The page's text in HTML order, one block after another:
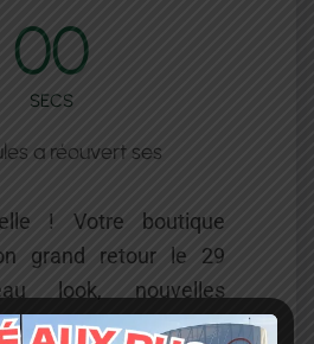
00
SECS
a réouvert ses
! Votre boutique
grand retour le 29
look, nouvelles
et toujours de quoi